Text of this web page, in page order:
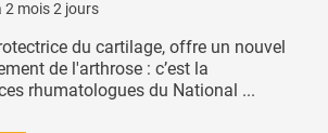
2 mois 2 jours
du cartilage, offre un nouvel
de l'arthrose : c’est la
rhumatologues du National ...